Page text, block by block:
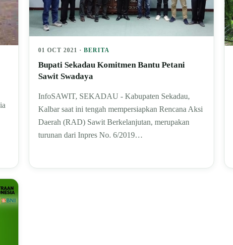
01 OCT 2021 ·BERITA
Bupati Sekadau Komitmen Bantu Petani
Sawit Swadaya
InfoSAWIT, SEKADAU - Kabupaten Sekadau,
Kalbar saat ini tengah mempersiapkan Rencana Aksi
Daerah (RAD) Sawit Berkelanjutan, merupakan
turunan dari Inpres No. 6/2019…